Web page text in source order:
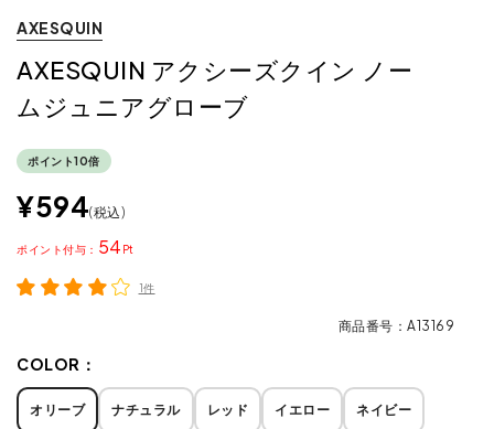
AXESQUIN
AXESQUIN アクシーズクイン ノー
ムジュニアグローブ
ポイント10倍
¥594 税込
54
ポイント
1件
商品番号 A13169
COLOR：
オリーブ ナチュラル レッド イエロー ネイビー